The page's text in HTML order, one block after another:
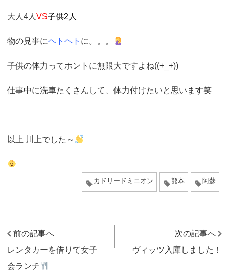
大人4人 VS子供2人
物の見事にヘトヘト に。。。
子供の体力ってホントに無限大ですよね((+_+))
仕事中に洗車たくさんして、体力付けたいと思います笑
以上 川上でした～
カドリードミニオン 熊本 阿蘇
前の記事へ
レンタカーを借りて女子
会ランチ
次の記事へ
ヴィッツ入庫しました！